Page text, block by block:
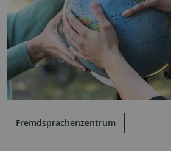
Fremdsprachenzentrum